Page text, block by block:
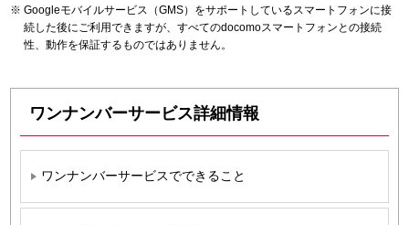
Googleモバイルサービス（GMS）をサポートしているスマートフォンに接
続した後にご利用できますが、すべてのdocomoスマートフォンとの接続
性、動作を保証するものではありません。
ワンナンバーサービス詳細情報
ワンナンバーサービスでできること